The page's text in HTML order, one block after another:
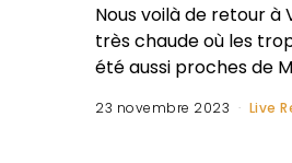
Nous voilà de retour à
très chaude où les
été aussi proches de
23 novembre 2023 Live